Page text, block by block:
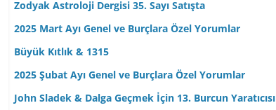
Zodyak Astroloji Dergisi 35. Sayı Satışta
2025 Mart Ayı Genel ve Burçlara Özel Yorumlar
Büyük Kıtlık & 1315
2025 Şubat Ayı Genel ve Burçlara Özel Yorumlar
John Sladek & Dalga Geçmek İçin 13. Burcun Yaratıcısı